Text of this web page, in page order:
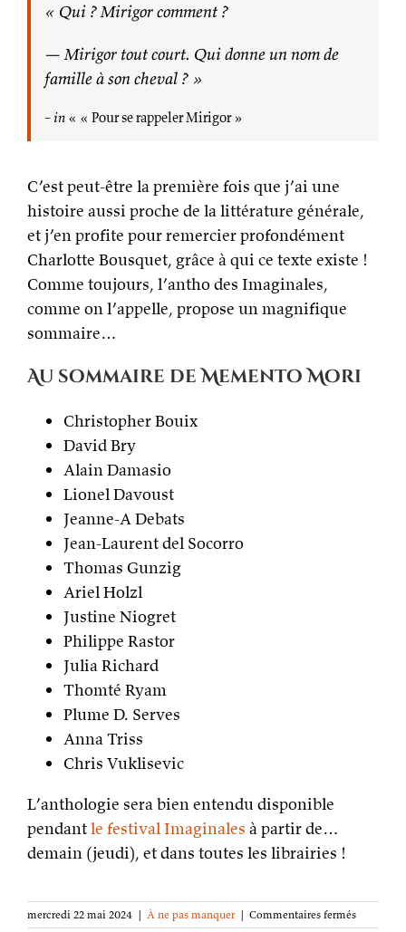
« Qui ? Mirigor comment ?
— Mirigor tout court. Qui donne un nom de
famille à son cheval ? »
–in « « Pour se rappeler Mirigor »
C’est peut-être la première fois que j’ai une
histoire aussi proche de la littérature générale,
et j’en profite pour remercier profondément
Charlotte Bousquet, grâce à qui ce texte existe !
Comme toujours, l’antho des Imaginales,
comme on l’appelle, propose un magnifique
sommaire…
Au sommaire de Memento Mori
Christopher Bouix
David Bry
Alain Damasio
Lionel Davoust
Jeanne-A Debats
Jean-Laurent del Socorro
Thomas Gunzig
Ariel Holzl
Justine Niogret
Philippe Rastor
Julia Richard
Thomté Ryam
Plume D. Serves
Anna Triss
Chris Vuklisevic
L’anthologie sera bien entendu disponible
pendantle festival Imaginales à partir de…
demain (jeudi), et dans toutes les librairies !
mercredi 22 mai 2024 | À ne pas manquer | Commentaires ferméssur